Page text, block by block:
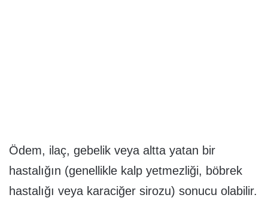
Ödem, ilaç, gebelik veya altta yatan bir
hastalığın (genellikle kalp yetmezliği, böbrek
hastalığı veya karaciğer sirozu) sonucu olabilir.